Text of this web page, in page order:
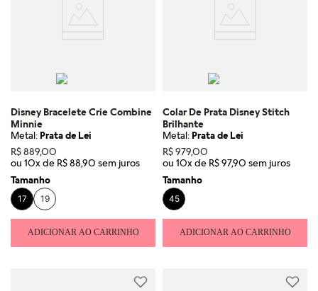
Disney Bracelete Crie Combine
Minnie
Metal:Prata de Lei
R$889,00
ou 10x de R$88,90
Tamanho
17 19
ADICIONAR AO CARRINHO
Colar De Prata Disney Stitch
Brilhante
Metal:Prata de Lei
R$979,00
ou 10x de R$97,90
Tamanho
45
ADICIONAR AO CARRINHO